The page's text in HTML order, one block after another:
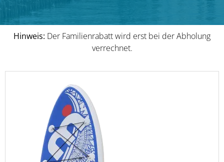
Hinweis: Der Familienrabatt wird erst bei der Abholung
verrechnet.